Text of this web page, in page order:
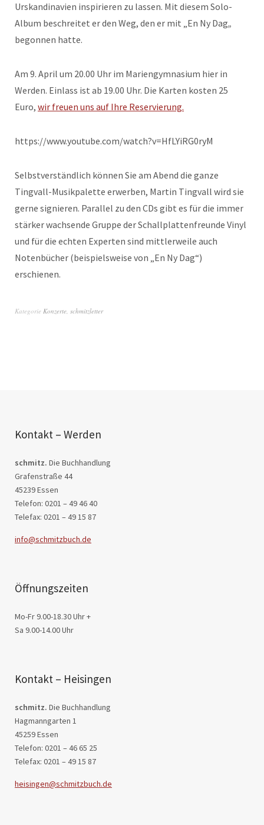
Urskandinavien inspirieren zu lassen. Mit diesem Solo-
Album beschreitet er den Weg, den er mit „En Ny Dag„
begonnen hatte.
Am 9. April um 20.00 Uhr im Mariengymnasium hier in
Werden. Einlass ist ab 19.00 Uhr. Die Karten kosten 25
Euro, wir freuen uns auf Ihre Reservierung.
https://www.youtube.com/watch?v=HfLYiRG0ryM
Selbstverständlich können Sie am Abend die ganze
Tingvall-Musikpalette erwerben, Martin Tingvall wird sie
gerne signieren. Parallel zu den CDs gibt es für die immer
stärker wachsende Gruppe der Schallplattenfreunde Vinyl
und für die echten Experten sind mittlerweile auch
Notenbücher (beispielsweise von „En Ny Dag“)
erschienen.
Kategorie Konzerte, schmitzletter
Kontakt – Werden
schmitz. Die Buchhandlung
Grafenstraße 44
45239 Essen
Telefon: 0201 – 49 46 40
Telefax: 0201 – 49 15 87
info@schmitzbuch.de
Öffnungszeiten
Mo-Fr 9.00-18.30 Uhr +
Sa 9.00-14.00 Uhr
Kontakt – Heisingen
schmitz. Die Buchhandlung
Hagmanngarten 1
45259 Essen
Telefon: 0201 – 46 65 25
Telefax: 0201 – 49 15 87
heisingen@schmitzbuch.de